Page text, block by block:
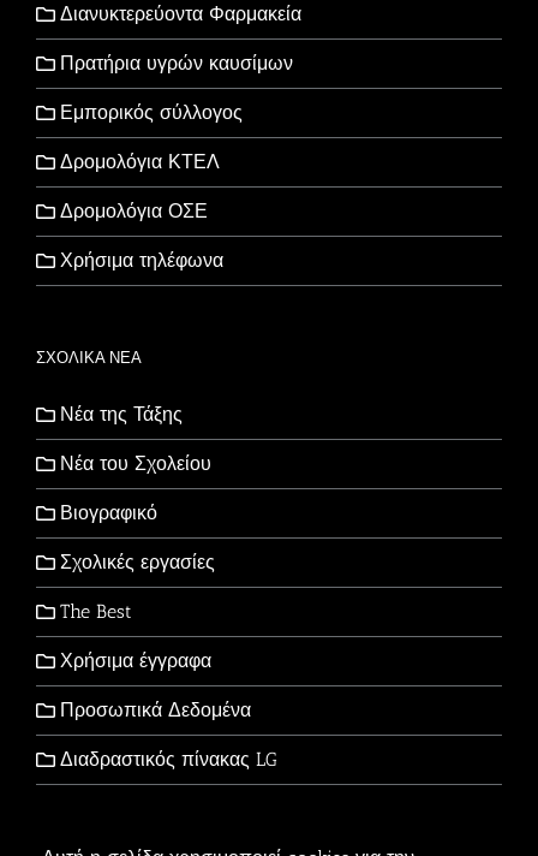
Διανυκτερεύοντα Φαρμακεία
Πρατήρια υγρών καυσίμων
Εμπορικός σύλλογος
Δρομολόγια ΚΤΕΛ
Δρομολόγια ΟΣΕ
Χρήσιμα τηλέφωνα
ΣΧΟΛΙΚΑ ΝΕΑ
Νέα της Τάξης
Νέα του Σχολείου
Βιογραφικό
Σχολικές εργασίες
The Best
Χρήσιμα έγγραφα
Προσωπικά Δεδομένα
Διαδραστικός πίνακας LG